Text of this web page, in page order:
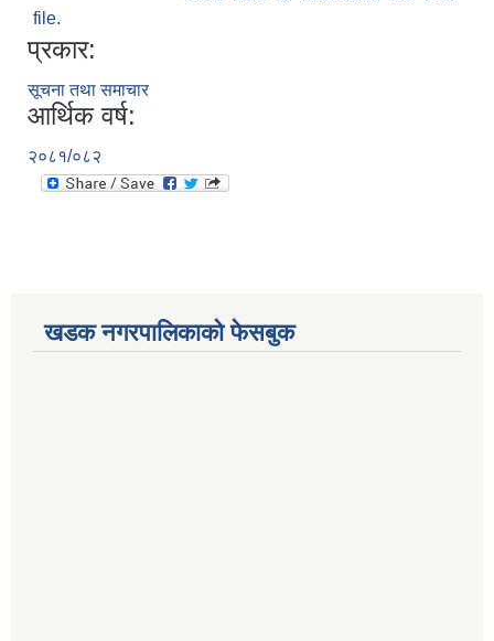
file.
प्रकार:
सूचना तथा समाचार
आर्थिक वर्ष:
२०८१/०८२
खडक नगरपालिकाको फेसबुक